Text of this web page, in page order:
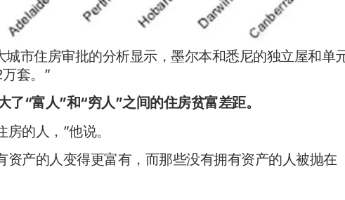
城市住房审批的分析显示，墨尔本和悉尼的独立屋和单
套。”
“富人”和“穷人”之间的住房贫富差距。
的人，”他说。
资产的人变得更富有，而那些没有拥有资产的人被抛在